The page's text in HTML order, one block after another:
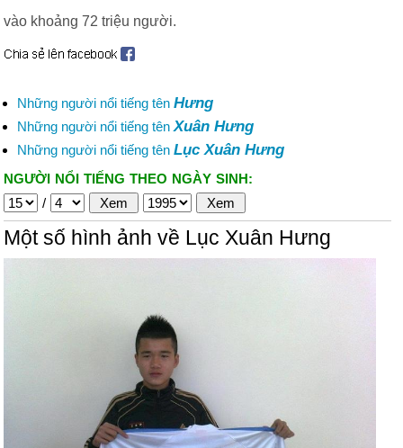
vào khoảng 72 triệu người.
Những người nổi tiếng tên Hưng
Những người nổi tiếng tên Xuân Hưng
Những người nổi tiếng tên Lục Xuân Hưng
NGƯỜI NỔI TIẾNG THEO NGÀY SINH:
/
Một số hình ảnh về Lục Xuân Hưng